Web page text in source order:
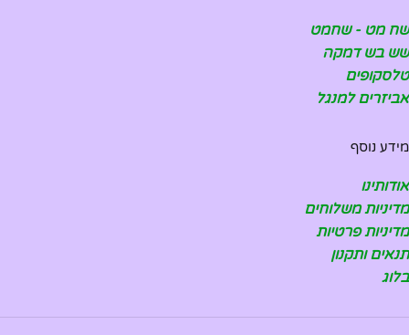
שח מט - שחמט
שש בש דמקה
טלסקופים
אביזרים למנגל
מידע נוסף
אודותינו
מדיניות משלוחים
מדיניות פרטיות
תנאים ותקנון
בלוג